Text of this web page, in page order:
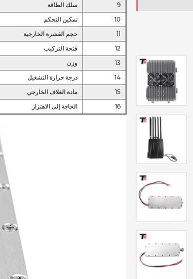
9
سلك الطاقة
10
تمكين التحكم
11
حجم القشرة الخارجية
12
فتحة التركيب
13
وزن
14
درجة حرارة التشغيل
15
مادة الغلاف الخارجي
16
الحاجة إلى الاهتزاز